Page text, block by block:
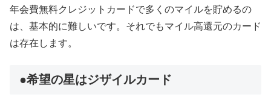
年会費無料クレジットカードで多くのマイルを貯めるの
は、基本的に難しいです。それでもマイル高還元のカード
は存在します。
●希望の星はジザイルカード